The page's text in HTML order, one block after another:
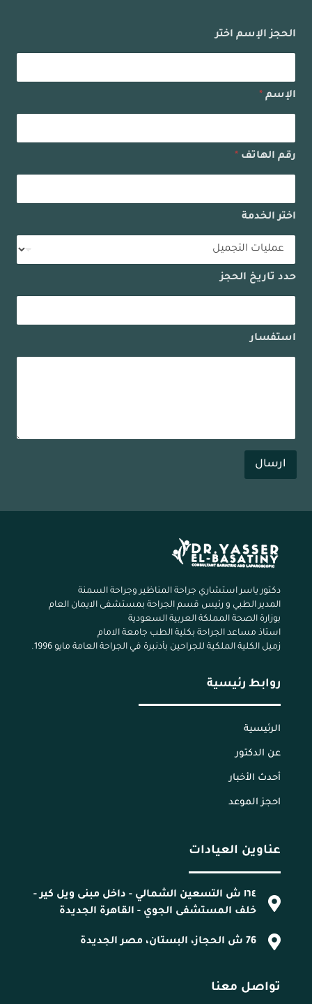
الحجز الإسم اختر
الإسم *
رقم الهاتف *
اختر الخدمة
حدد تاريخ الحجز
استفسار
ارسال
دكتور ياسر استشاري جراحة المناظير وجراحة السمنة
المدير الطبي و رئيس قسم الجراحة بمستشفى الايمان العام
بوزارة الصحة المملكة العربية السعودية
استاذ مساعد الجراحة بكلية الطب جامعة الامام
زميل الكلية الملكية للجراحين بأدنبرة في الجراحة العامة مايو 1996.
روابط رئيسية
الرئيسية
عن الدكتور
أحدث الأخبار
احجز الموعد
عناوين العيادات
١٦٤ ش التسعين الشمالي - داخل مبنى ويل كير -
خلف المستشفى الجوي - القاهرة الجديدة
76 ش الحجاز، البستان، مصر الجديدة
تواصل معنا